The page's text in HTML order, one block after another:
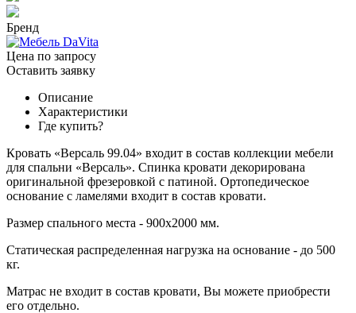
Бренд
Цена по запросу
Оставить заявку
Описание
Характеристики
Где купить?
Кровать «Версаль 99.04» входит в состав коллекции мебели
для спальни «Версаль». Спинка кровати декорирована
оригинальной фрезеровкой с патиной. Ортопедическое
основание с ламелями входит в состав кровати.
Размер спального места - 900х2000 мм.
Статическая распределенная нагрузка на основание - до 500
кг.
Матрас не входит в состав кровати, Вы можете приобрести
его отдельно.